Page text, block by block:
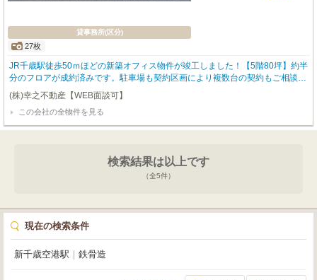
貸事務所(区分)
27枚
JR千歳駅徒歩50ｍほどの新築オフィス物件が竣工しました！【5階80坪】約半
分のフロアが成約済みです。駐車場も契約区画により複数台の契約もご相談可
能です。現在の募集区画は13坪、41坪、52坪、80坪、146坪となっておりま
す。※区画分割、増床もご相談ください！【OAフロア、エレベーター2基、1
階に喫煙室あり】契約期間：定期借家3年～。お気軽にお問合せ下さいませ！
【土日祝も営業しております！】
(株)幸之不動産【WEB面談可】
この会社の全物件を見る
検索結果は以上です
（全5件）
現在の検索条件
新千歳空港駅 鉄骨造